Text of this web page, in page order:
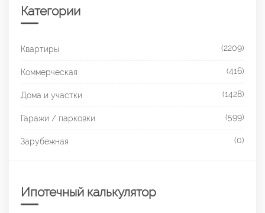
Категории
Квартиры (2209)
Коммерческая (416)
Дома и участки (1428)
Гаражи / парковки (599)
Зарубежная (0)
Ипотечный калькулятор